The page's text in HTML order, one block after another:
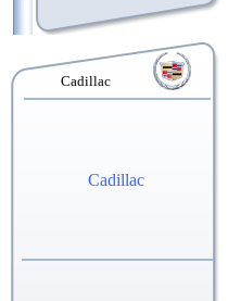
Cadillac
Cadillac